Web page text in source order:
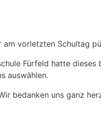
vorletzten Schultag
Fürfeld hatte
auswählen.
bedanken uns ganz